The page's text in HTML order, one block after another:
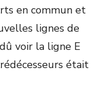
en commun et
lignes de
voir la ligne E
était